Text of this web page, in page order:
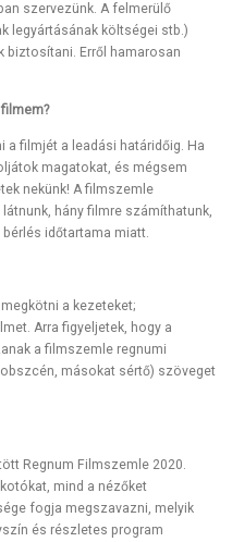
szervezünk. A felmerülő
legyártásának költségei stb.)
Erről hamarosan
a filmjét a leadási határidőig. Ha
magatokat, és mégsem
nekünk! A filmszemle
hány filmre számíthatunk,
időtartama miatt.
a kezeteket;
Arra figyeljetek, hogy a
a filmszemle regnumi
másokat sértő) szöveget
Regnum Filmszemle 2020.
mind a nézőket
fogja megszavazni, melyik
és részletes program